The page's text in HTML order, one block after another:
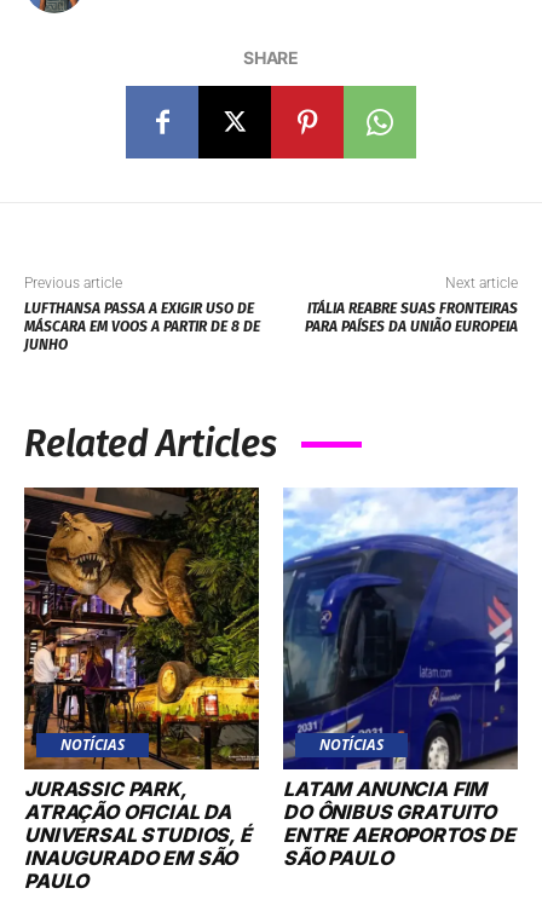
SHARE
Previous article
LUFTHANSA PASSA A EXIGIR USO DE
MÁSCARA EM VOOS A PARTIR DE 8 DE
JUNHO
Next article
ITÁLIA REABRE SUAS FRONTEIRAS
PARA PAÍSES DA UNIÃO EUROPEIA
Related Articles
NOTÍCIAS
JURASSIC PARK,
ATRAÇÃO OFICIAL DA
UNIVERSAL STUDIOS, É
INAUGURADO EM SÃO
PAULO
NOTÍCIAS
LATAM ANUNCIA FIM
DO ÔNIBUS GRATUITO
ENTRE AEROPORTOS DE
SÃO PAULO